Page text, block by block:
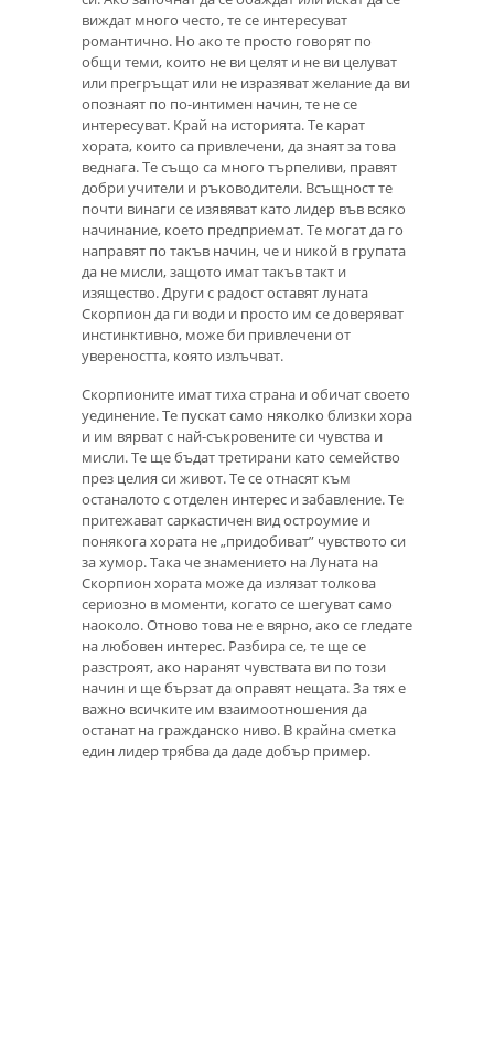
виждат много често, те се интересуват
романтично. Но ако те просто говорят по
общи теми, които не ви целят и не ви целуват
или прегръщат или не изразяват желание да ви
опознаят по по-интимен начин, те не се
интересуват. Край на историята. Те карат
хората, които са привлечени, да знаят за това
веднага. Те също са много търпеливи, правят
добри учители и ръководители. Всъщност те
почти винаги се изявяват като лидер във всяко
начинание, което предприемат. Те могат да го
направят по такъв начин, че и никой в ​​групата
да не мисли, защото имат такъв такт и
изящество. Други с радост оставят луната
Скорпион да ги води и просто им се доверяват
инстинктивно, може би привлечени от
увереността, която излъчват.
Скорпионите имат тиха страна и обичат своето
уединение. Те пускат само няколко близки хора
и им вярват с най-съкровените си чувства и
мисли. Те ще бъдат третирани като семейство
през целия си живот. Те се отнасят към
останалото с отделен интерес и забавление. Те
притежават саркастичен вид остроумие и
понякога хората не „придобиват” чувството си
за хумор. Така че знамението на Луната на
Скорпион хората може да излязат толкова
сериозно в моменти, когато се шегуват само
наоколо. Отново това не е вярно, ако се гледате
на любовен интерес. Разбира се, те ще се
разстроят, ако наранят чувствата ви по този
начин и ще бързат да оправят нещата. За тях е
важно всичките им взаимоотношения да
останат на гражданско ниво. В крайна сметка
един лидер трябва да даде добър пример.